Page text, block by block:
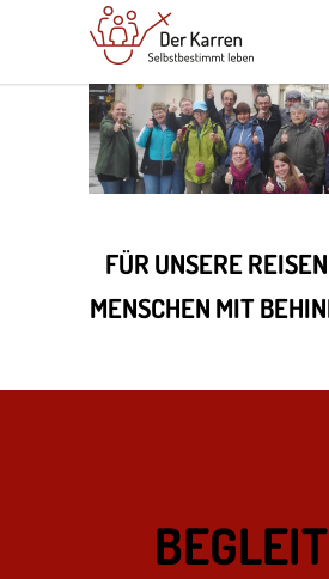
FÜR UNSERE
MENSCHEN MIT